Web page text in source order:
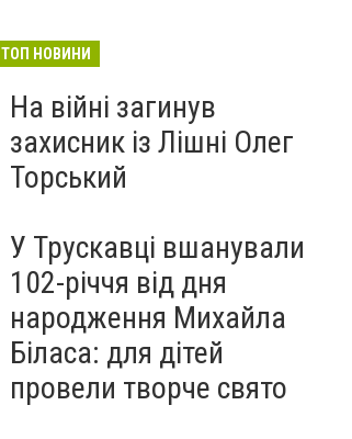
ТОП НОВИНИ
На війні загинув
захисник із Лішні Олег
Торський
У Трускавці вшанували
102-річчя від дня
народження Михайла
Біласа: для дітей
провели творче свято